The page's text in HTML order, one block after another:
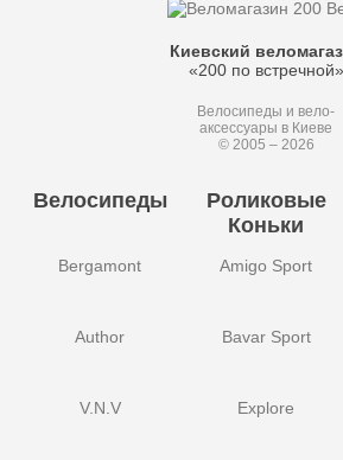
Киевский
«200 по встречной»
Велосипеды и вело-
аксессуары в Киеве
© 2005 – 2026
Велосипеды
Bergamont
Author
V.N.V
Роликовые
Коньки
Amigo Sport
Bavar Sport
Explore